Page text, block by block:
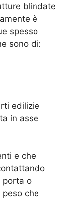
blindate
è
spesso
sono di:
edilizie
in asse
e che
porta o
che